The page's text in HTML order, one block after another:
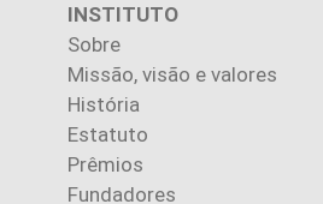
INSTITUTO
Sobre
Missão, visão e valores
História
Estatuto
Prêmios
Fundadores